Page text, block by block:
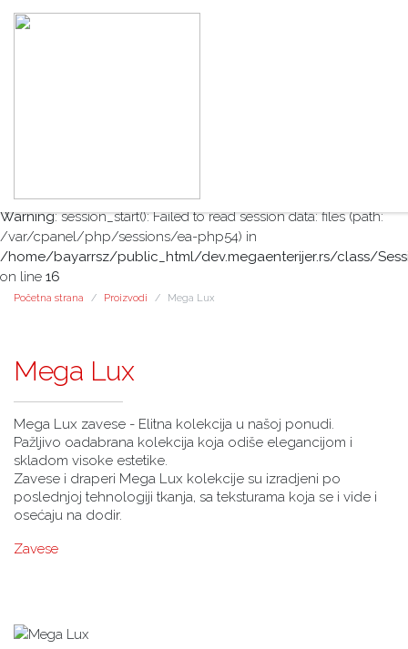
Warning: session_start(): Failed to read session data: files (path:
/var/cpanel/php/sessions/ea-php54) in
/home/bayarrsz/public_html/dev.megaenterijer.rs/class/
on line 16
Početna strana Proizvodi Mega Lux
Mega Lux
Mega Lux zavese - Elitna kolekcija u našoj ponudi.
Pažljivo oadabrana kolekcija koja odiše elegancijom i
skladom visoke estetike.
Zavese i draperi Mega Lux kolekcije su izradjeni po
poslednjoj tehnologiji tkanja, sa teksturama koja se i vide i
osećaju na dodir.
Zavese